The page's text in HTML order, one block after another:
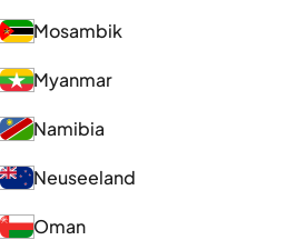
Mosambik
Myanmar
Namibia
Neuseeland
Oman